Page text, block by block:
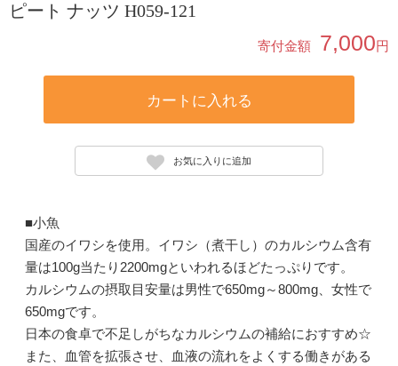
ピート ナッツ H059-121
寄付金額 7,000円
カートに入れる
お気に入りに追加
■小魚
国産のイワシを使用。イワシ（煮干し）のカルシウム含有
量は100g当たり2200mgといわれるほどたっぷりです。
カルシウムの摂取目安量は男性で650mg～800mg、女性で
650mgです。
日本の食卓で不足しがちなカルシウムの補給におすすめ☆
また、血管を拡張させ、血液の流れをよくする働きがある